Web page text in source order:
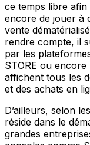
ce temps libre
encore de jouer à
vente
rendre compte, il
par les
STORE ou
affichent tous les
et des achats en
D’ailleurs, selon
réside dans le
grandes